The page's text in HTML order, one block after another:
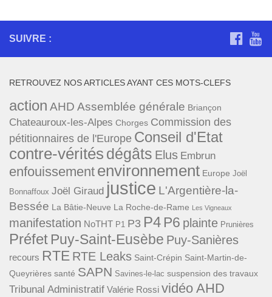
SUIVRE :
RETROUVEZ NOS ARTICLES AYANT CES MOTS-CLEFS
action AHD Assemblée générale Briançon
Chateauroux-les-Alpes Chorges Commission des
pétitionnaires de l'Europe Conseil d'Etat
contre-vérités dégâts Elus Embrun
enfouissement environnement Europe Joël
Bonnaffoux Joël Giraud justice L'Argentière-la-
Bessée La Bâtie-Neuve La Roche-de-Rame Les Vigneaux
manifestation NoTHT P1 P3 P4 P6 plainte Prunières
Préfet Puy-Saint-Eusèbe Puy-Sanières
recours RTE RTE Leaks Saint-Crépin Saint-Martin-de-
Queyrières santé SAPN Savines-le-lac suspension des travaux
Tribunal Administratif Valérie Rossi vidéo AHD